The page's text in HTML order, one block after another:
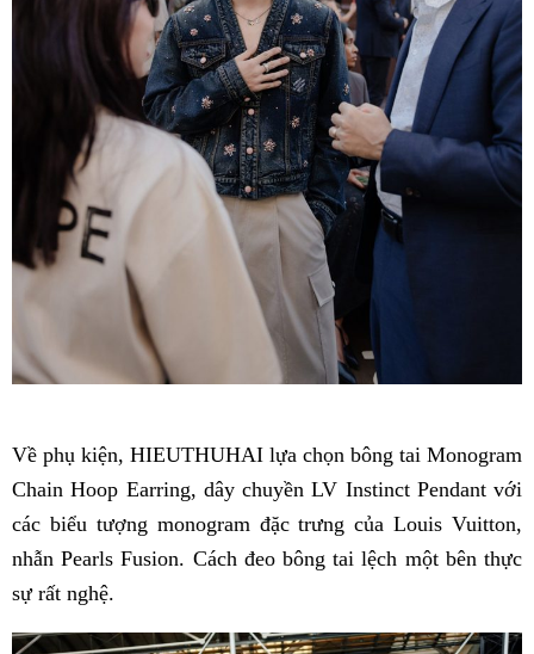
Về phụ kiện, HIEUTHUHAI lựa chọn bông tai Monogram
Chain Hoop Earring, dây chuyền LV Instinct Pendant với
các biểu tượng monogram đặc trưng của Louis Vuitton,
nhẫn Pearls Fusion. Cách đeo bông tai lệch một bên thực
sự rất nghệ.